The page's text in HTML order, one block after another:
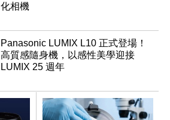
化相機
Panasonic LUMIX L10 正式登場！
高質感隨身機，以感性美學迎接
LUMIX 25 週年